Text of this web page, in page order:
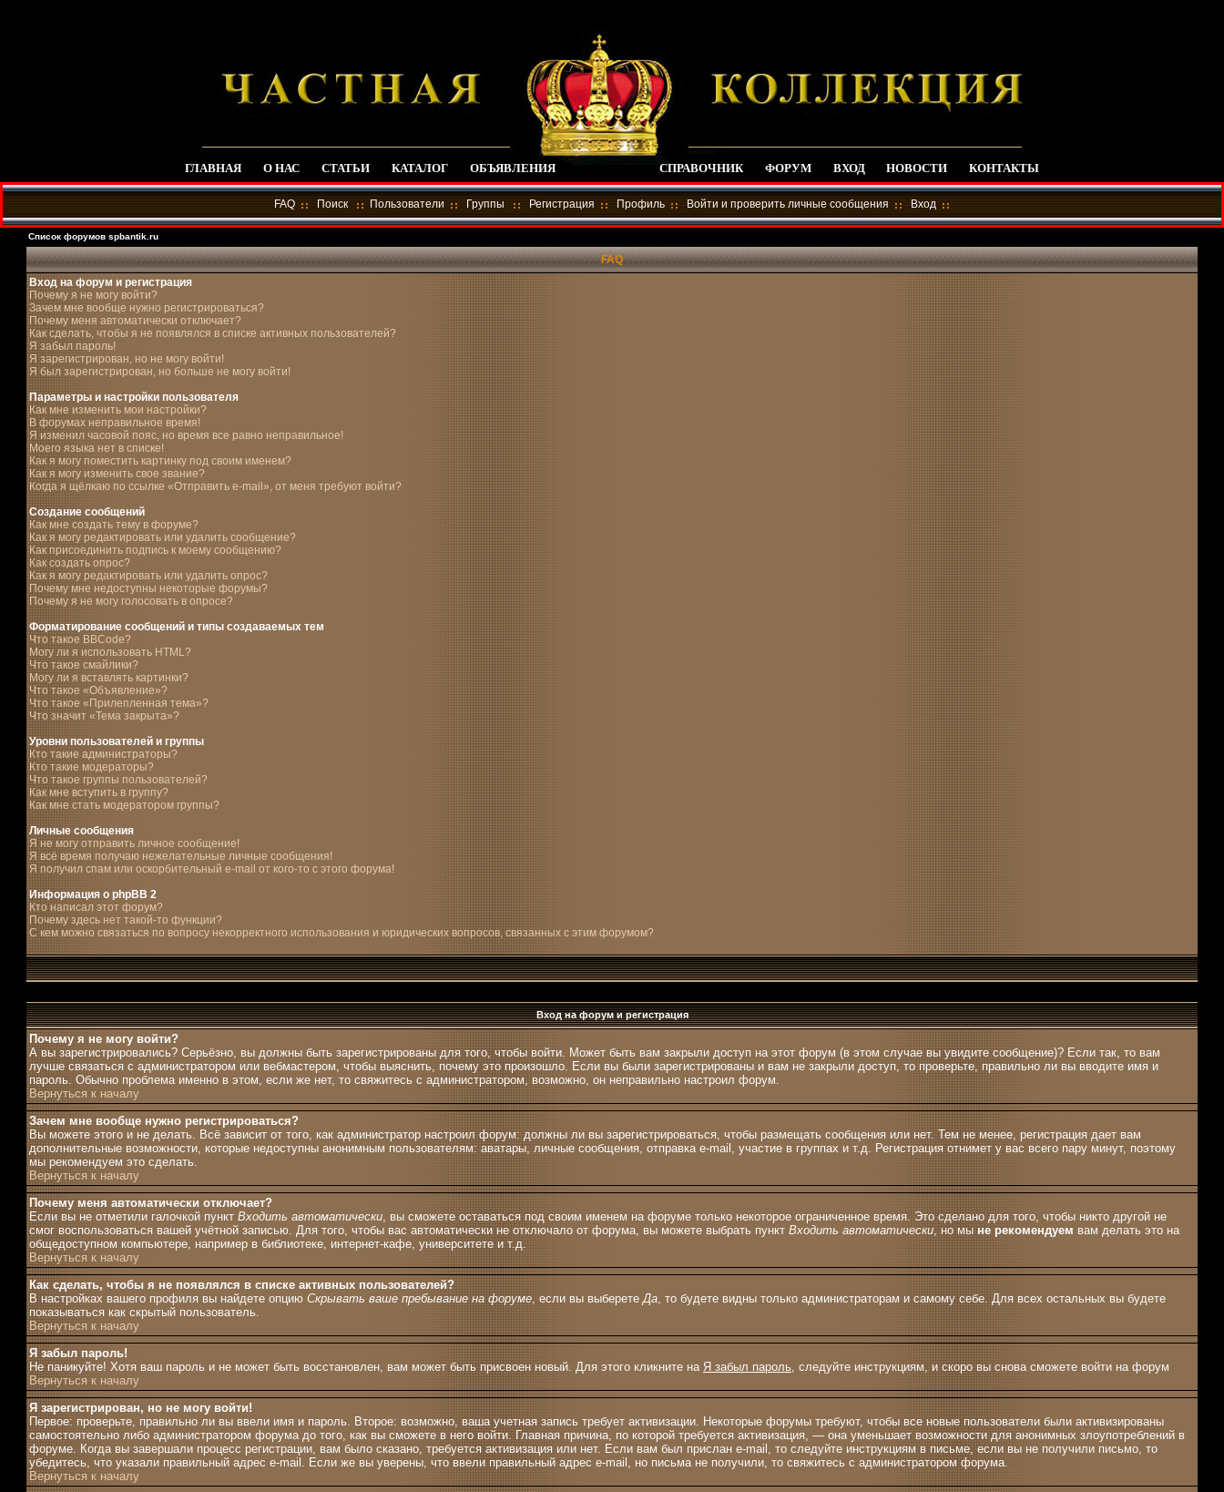
ГЛАВНАЯ О НАС СТАТЬИ КАТАЛОГ ОБЪЯВЛЕНИЯ СПРАВОЧНИК ФОРУМ ВХОД НОВОСТИ КОНТАКТЫ
FAQ Поиск Пользователи Группы Регистрация Профиль Войти и проверить личные сообщения Вход
Список форумов spbantik.ru
FAQ
Вход на форум и регистрация
Почему я не могу войти?
Зачем мне вообще нужно регистрироваться?
Почему меня автоматически отключает?
Как сделать, чтобы я не появлялся в списке активных пользователей?
Я забыл пароль!
Я зарегистрирован, но не могу войти!
Я был зарегистрирован, но больше не могу войти!
Параметры и настройки пользователя
Как мне изменить мои настройки?
В форумах неправильное время!
Я изменил часовой пояс, но время все равно неправильное!
Моего языка нет в списке!
Как я могу поместить картинку под своим именем?
Как я могу изменить свое звание?
Когда я щёлкаю по ссылке «Отправить e-mail», от меня требуют войти?
Создание сообщений
Как мне создать тему в форуме?
Как я могу редактировать или удалить сообщение?
Как присоединить подпись к моему сообщению?
Как создать опрос?
Как я могу редактировать или удалить опрос?
Почему мне недоступны некоторые форумы?
Почему я не могу голосовать в опросе?
Форматирование сообщений и типы создаваемых тем
Что такое BBCode?
Могу ли я использовать HTML?
Что такое смайлики?
Могу ли я вставлять картинки?
Что такое «Объявление»?
Что такое «Прилепленная тема»?
Что значит «Тема закрыта»?
Уровни пользователей и группы
Кто такие администраторы?
Кто такие модераторы?
Что такое группы пользователей?
Как мне вступить в группу?
Как мне стать модератором группы?
Личные сообщения
Я не могу отправить личное сообщение!
Я всё время получаю нежелательные личные сообщения!
Я получил спам или оскорбительный e-mail от кого-то с этого форума!
Информация о phpBB 2
Кто написал этот форум?
Почему здесь нет такой-то функции?
С кем можно связаться по вопросу некорректного использования и юридических вопросов, связанных с этим форумом?
Вход на форум и регистрация
Почему я не могу войти?
А вы зарегистрировались? Серьёзно, вы должны быть зарегистрированы для того, чтобы войти. Может быть вам закрыли доступ на этот форум (в этом случае вы увидите сообщение)? Если так, то вам
лучше связаться с администратором или вебмастером, чтобы выяснить, почему это произошло. Если вы были зарегистрированы и вам не закрыли доступ, то проверьте, правильно ли вы вводите имя и
пароль. Обычно проблема именно в этом, если же нет, то свяжитесь с администратором, возможно, он неправильно настроил форум.
Вернуться к началу
Зачем мне вообще нужно регистрироваться?
Вы можете этого и не делать. Всё зависит от того, как администратор настроил форум: должны ли вы зарегистрироваться, чтобы размещать сообщения или нет. Тем не менее, регистрация дает вам
дополнительные возможности, которые недоступны анонимным пользователям: аватары, личные сообщения, отправка e-mail, участие в группах и т.д. Регистрация отнимет у вас всего пару минут, поэтому
мы рекомендуем это сделать.
Вернуться к началу
Почему меня автоматически отключает?
Если вы не отметили галочкой пункт Входить автоматически, вы сможете оставаться под своим именем на форуме только некоторое ограниченное время. Это сделано для того, чтобы никто другой не
смог воспользоваться вашей учётной записью. Для того, чтобы вас автоматически не отключало от форума, вы можете выбрать пункт Входить автоматически, но мы не рекомендуем вам делать это на
общедоступном компьютере, например в библиотеке, интернет-кафе, университете и т.д.
Вернуться к началу
Как сделать, чтобы я не появлялся в списке активных пользователей?
В настройках вашего профиля вы найдете опцию Скрывать ваше пребывание на форуме, если вы выберетеДа, то будете видны только администраторам и самому себе. Для всех остальных вы будете
показываться как скрытый пользователь.
Вернуться к началу
Я забыл пароль!
Не паникуйте! Хотя ваш пароль и не может быть восстановлен, вам может быть присвоен новый. Для этого кликните на Я забыл пароль, следуйте инструкциям, и скоро вы снова сможете войти на форум
Вернуться к началу
Я зарегистрирован, но не могу войти!
Первое: проверьте, правильно ли вы ввели имя и пароль. Второе: возможно, ваша учетная запись требует активизации. Некоторые форумы требуют, чтобы все новые пользователи были активизированы
самостоятельно либо администратором форума до того, как вы сможете в него войти. Главная причина, по которой требуется активизация, — она уменьшает возможности для анонимных злоупотреблений в
форуме. Когда вы завершали процесс регистрации, вам было сказано, требуется активизация или нет. Если вам был прислан e-mail, то следуйте инструкциям в письме, если вы не получили письмо, то
убедитесь, что указали правильный адрес e-mail. Если же вы уверены, что ввели правильный адрес e-mail, но письма не получили, то свяжитесь с администратором форума.
Вернуться к началу